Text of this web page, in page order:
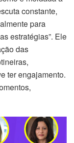
constante,
para
estratégias”. Ele
das
ter engajamento.